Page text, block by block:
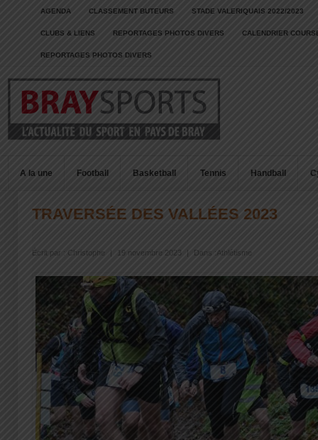
AGENDA CLASSEMENT BUTEURS STADE VALERIQUAIS 2022/2023
CLUBS & LIENS REPORTAGES PHOTOS DIVERS CALENDRIER
REPORTAGES PHOTOS DIVERS
A la une Football Basketball Tennis Handball
TRAVERSÉE DES VALLÉES 2023
Écrit par : Christophe 19 novembre 2023 Dans :Athlétisme